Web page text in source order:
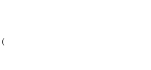
(